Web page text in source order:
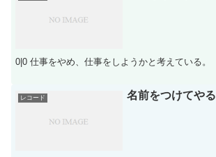
0|0 仕事をやめ、仕事をしようかと考えている。
レコード 名前をつけてやる